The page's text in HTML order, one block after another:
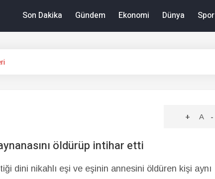
Son Dakika Gündem Ekonomi Dünya Spor
+ A -
öldürüp intihar etti
dini nikahlı eşi ve eşinin annesini öldüren kişi aynı